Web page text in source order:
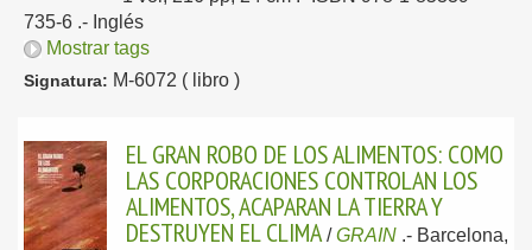
735-6 .- Inglés
Mostrar tags
Signatura: M-6072 ( libro )
EL GRAN ROBO DE LOS ALIMENTOS: COMO
LAS CORPORACIONES CONTROLAN LOS
ALIMENTOS, ACAPARAN LA TIERRA Y
DESTRUYEN EL CLIMA /GRAIN .- Barcelona,